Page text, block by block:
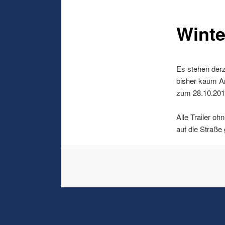
Es stehen
bisher kaum
zum
Alle Trailer
auf die Straße